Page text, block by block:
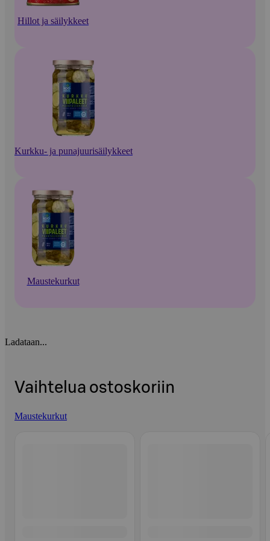
Hillot ja säilykkeet
Kurkku- ja punajuurisäilykkeet
Maustekurkut
Ladataan...
Vaihtelua ostoskoriin
Maustekurkut